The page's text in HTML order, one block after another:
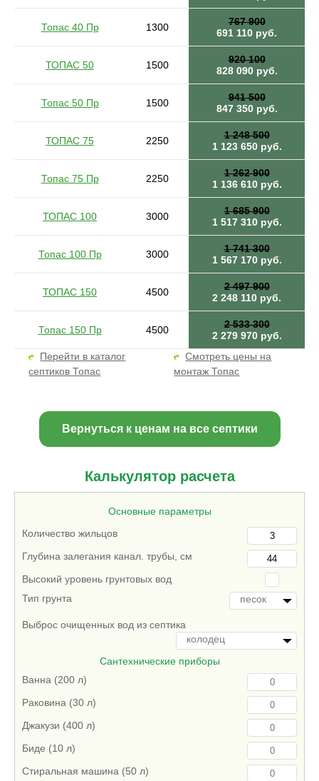
Топас 40 Пр 1300
767 900
691 110 руб.
ТОПАС 50 1500
920 100
828 090 руб.
Топас 50 Пр 1500
941 500
847 350 руб.
ТОПАС 75 2250
1 248 500
1 123 650 руб.
Топас 75 Пр 2250
1 262 900
1 136 610 руб.
ТОПАС 100 3000
1 685 900
1 517 310 руб.
Топас 100 Пр 3000
1 741 300
1 567 170 руб.
ТОПАС 150 4500
2 497 900
2 248 110 руб.
Топас 150 Пр 4500
2 533 300
2 279 970 руб.
Перейти в каталог
септиков Топас
Смотреть цены на
монтаж Топас
Вернуться к ценам на все септики
Калькулятор расчета
Основные параметры
Количество жильцов
Глубина залегания канал. трубы, см
Высокий уровень грунтовых вод
Тип грунта
песок
Выброс очищенных вод из септика
колодец
Сантехнические приборы
Ванна (200 л)
Раковина (30 л)
Джакузи (400 л)
Биде (10 л)
Стиральная машина (50 л)